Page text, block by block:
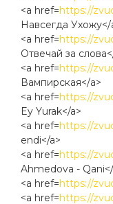
<a href=https://
Навсегда Ухожу</
<a href=https://
Отвечай за
<a href=https://
Вампирская</a>
<a href=https://
Ey Yurak</a>
<a href=https://
endi</a>
<a href=https://
Ahmedova -
<a href=https://
<a href=https://